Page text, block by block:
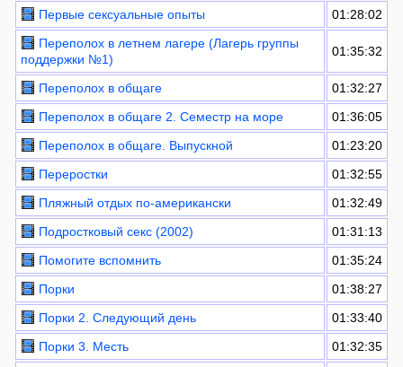
Первые сексуальные опыты
01:28:02
Переполох в летнем лагере (Лагерь группы
поддержки №1)
01:35:32
Переполох в общаге
01:32:27
Переполох в общаге 2. Семестр на море
01:36:05
Переполох в общаге. Выпускной
01:23:20
Переростки
01:32:55
Пляжный отдых по-американски
01:32:49
Подростковый секс (2002)
01:31:13
Помогите вспомнить
01:35:24
Порки
01:38:27
Порки 2. Следующий день
01:33:40
Порки 3. Месть
01:32:35